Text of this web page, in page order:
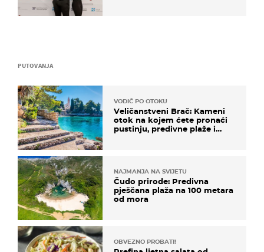
PUTOVANJA
VODIČ PO OTOKU
Veličanstveni Brač: Kameni
otok na kojem ćete pronaći
pustinju, predivne plaže i
NAJMANJA NA SVIJETU
Čudo prirode: Predivna
pješčana plaža na 100 metara
od mora
OBVEZNO PROBATI!